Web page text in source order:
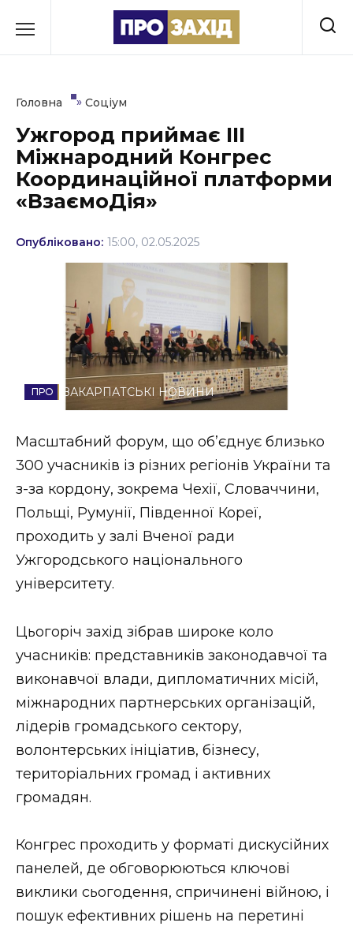
до
Культура
Освіта
Політика
Соціум
Спорт
Стиль життя
Втрачений Ужгород
Втрачений Ужгород (відеоверсія)
ЗАКАРПАТСЬКІ НОВИНИ
НОВИНИ ЗАХІДНОЇ УКРАЇНИ
ФОТО
ВІДЕО
Головна » Соціум
Ужгород приймає ІІІ
Міжнародний Конгрес
Координаційної платформи
«ВзаємоДія»
Опубліковано: 15:00, 02.05.2025
ЗАКАРПАТСЬКІ НОВИНИ
Масштабний форум, що об’єднує близько
300 учасників із різних регіонів України та
з-за кордону, зокрема Чехії, Словаччини,
Польщі, Румунії, Південної Кореї,
проходить у залі Вченої ради
Ужгородського національного
університету.
Цьогоріч захід зібрав широке коло
учасників: представників законодавчої та
виконавчої влади, дипломатичних місій,
міжнародних партнерських організацій,
лідерів громадського сектору,
волонтерських ініціатив, бізнесу,
територіальних громад і активних
громадян.
Конгрес проходить у форматі дискусійних
панелей, де обговорюються ключові
виклики сьогодення, спричинені війною, і
пошук ефективних рішень на перетині